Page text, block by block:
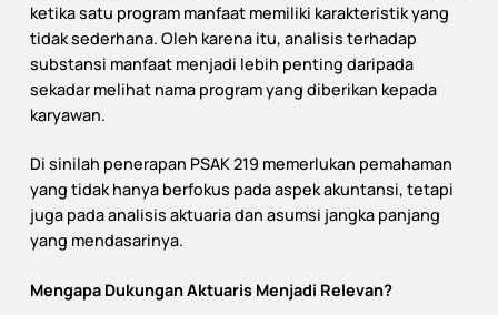
ketika satu program manfaat memiliki karakteristik yang
tidak sederhana. Oleh karena itu, analisis terhadap
substansi manfaat menjadi lebih penting daripada
sekadar melihat nama program yang diberikan kepada
karyawan.
Di sinilah penerapan PSAK 219 memerlukan pemahaman
yang tidak hanya berfokus pada aspek akuntansi, tetapi
juga pada analisis aktuaria dan asumsi jangka panjang
yang mendasarinya.
Mengapa Dukungan Aktuaris Menjadi Relevan?